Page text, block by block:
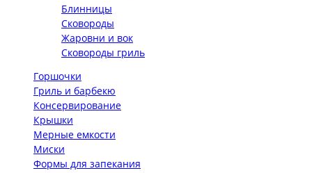
Блинницы
Сковороды
Жаровни и вок
Сковороды гриль
Горшочки
Гриль и барбекю
Консервирование
Крышки
Мерные емкости
Миски
Формы для запекания